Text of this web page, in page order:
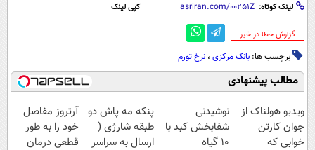
لینک کوتاه: کپی لینک
‌گزارش خطا در خبر
برچسب ها: بانک مرکزی ، نرخ تورم
مطالب پیشنهادی
ویدیو هولناک از
جوان کارتن
خوابی که
نوشیدنی
شفابخش کبد با
10 گیاه
پنکه مه پاش دو
طبقه شارژی (
ارسال به سراسر
آرتروز مفاصل
خود را به طور
قطعی درمان